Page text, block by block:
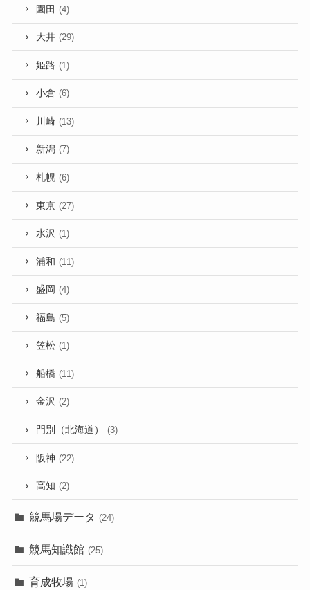
園田 (4)
大井 (29)
姫路 (1)
小倉 (6)
川崎 (13)
新潟 (7)
札幌 (6)
東京 (27)
水沢 (1)
浦和 (11)
盛岡 (4)
福島 (5)
笠松 (1)
船橋 (11)
金沢 (2)
門別（北海道） (3)
阪神 (22)
高知 (2)
競馬場データ (24)
競馬知識館 (25)
育成牧場 (1)